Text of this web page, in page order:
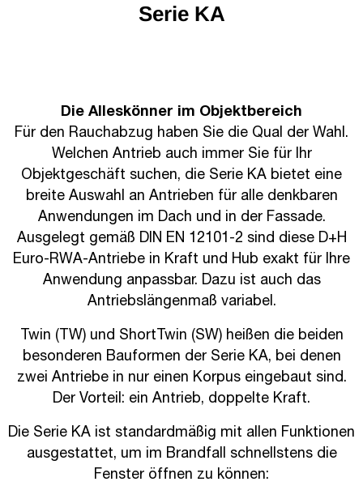
Serie KA
Die Alleskönner im Objektbereich
Für den Rauchabzug haben Sie die Qual der Wahl.
Welchen Antrieb auch immer Sie für Ihr
Objektgeschäft suchen, die Serie KA bietet eine
breite Auswahl an Antrieben für alle denkbaren
Anwendungen im Dach und in der Fassade.
Ausgelegt gemäß DIN EN 12101-2 sind diese D+H
Euro-RWA-Antriebe in Kraft und Hub exakt für Ihre
Anwendung anpassbar. Dazu ist auch das
Antriebslängenmaß variabel.
Twin (TW) und ShortTwin (SW) heißen die beiden
besonderen Bauformen der Serie KA, bei denen
zwei Antriebe in nur einen Korpus eingebaut sind.
Der Vorteil: ein Antrieb, doppelte Kraft.
Die Serie KA ist standardmäßig mit allen Funktionen
ausgestattet, um im Brandfall schnellstens die
Fenster öffnen zu können: